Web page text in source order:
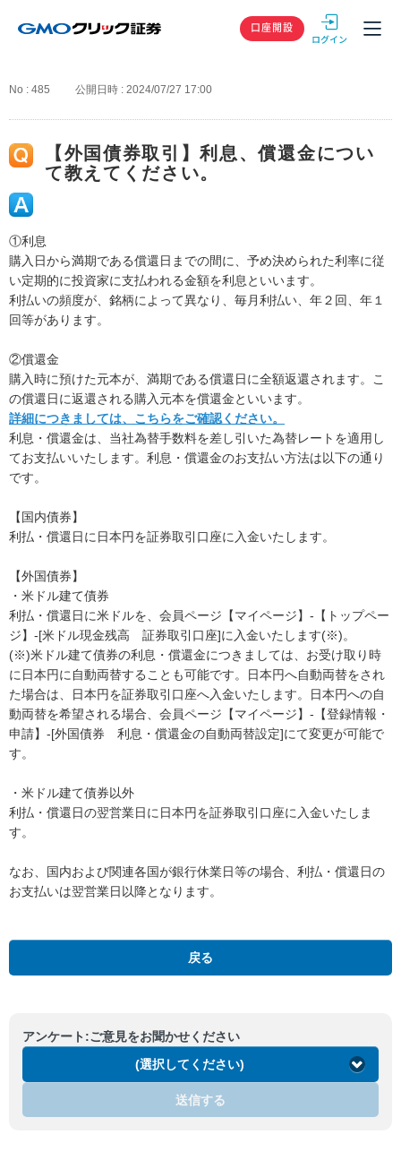
GMOクリック
口座開設
No : 485 公開日時 : 2024/07/27 17:00
【外国債券取引】利息、償還金につい
て教えてください。
①利息
購入日から満期である償還日までの間に、予め決められた利率に従
い定期的に投資家に支払われる金額を利息といいます。
利払いの頻度が、銘柄によって異なり、毎月利払い、年２回、年１
回等があります。
②償還金
購入時に預けた元本が、満期である償還日に全額返還されます。こ
の償還日に返還される購入元本を償還金といいます。
詳細につきましては、こちらをご確認ください。
利息・償還金は、当社為替手数料を差し引いた為替レートを適用し
てお支払いいたします。利息・償還金のお支払い方法は以下の通り
です。
【国内債券】
利払・償還日に日本円を証券取引口座に入金いたします。
【外国債券】
・米ドル建て債券
利払・償還日に米ドルを、会員ページ【マイページ】-【トップペー
ジ】-[米ドル現金残高 証券取引口座]に入金いたします(※)。
(※)米ドル建て債券の利息・償還金につきましては、お受け取り時
に日本円に自動両替することも可能です。日本円へ自動両替をされ
た場合は、日本円を証券取引口座へ入金いたします。日本円への自
動両替を希望される場合、会員ページ【マイページ】-【登録情報・
申請】-[外国債券 利息・償還金の自動両替設定]にて変更が可能で
す。
・米ドル建て債券以外
利払・償還日の翌営業日に日本円を証券取引口座に入金いたしま
す。
なお、国内および関連各国が銀行休業日等の場合、利払・償還日の
お支払いは翌営業日以降となります。
戻る
アンケート:ご意見をお聞かせください
(選択してください)
送信する